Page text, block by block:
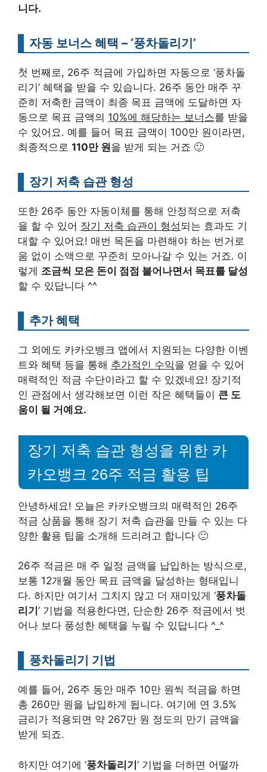
니다.
자동 보너스 혜택 – ‘풍차돌리기’
첫 번째로, 26주 적금에 가입하면 자동으로 ‘풍차돌
리기’ 혜택을 받을 수 있습니다. 26주 동안 매주 꾸
준히 저축한 금액이 최종 목표 금액에 도달하면 자
동으로 목표 금액의 10%에 해당하는 보너스를 받을
수 있어요. 예를 들어 목표 금액이 100만 원이라면,
최종적으로 110만 원을 받게 되는 거죠 🙂
장기 저축 습관 형성
또한 26주 동안 자동이체를 통해 안정적으로 저축
을 할 수 있어 장기 저축 습관이 형성되는 효과도 기
대할 수 있어요! 매번 목돈을 마련해야 하는 번거로
움 없이 소액으로 꾸준히 모아나갈 수 있는 거죠. 이
렇게 조금씩 모은 돈이 점점 불어나면서 목표를 달성
할 수 있답니다 ^^
추가 혜택
그 외에도 카카오뱅크 앱에서 지원되는 다양한 이벤
트와 혜택 등을 통해 추가적인 수익을 얻을 수 있어
매력적인 적금 수단이라고 할 수 있겠네요! 장기적
인 관점에서 생각해보면 이런 작은 혜택들이 큰 도
움이 될 거예요.
장기 저축 습관 형성을 위한 카
카오뱅크 26주 적금 활용 팁
안녕하세요! 오늘은 카카오뱅크의 매력적인 26주
적금 상품을 통해 장기 저축 습관을 만들 수 있는 다
양한 활용 팁을 소개해 드리려고 합니다 🙂
26주 적금은 매 주 일정 금액을 납입하는 방식으로,
보통 12개월 동안 목표 금액을 달성하는 형태입니
다. 하지만 여기서 그치지 않고 더 재미있게 ‘풍차돌
리기 ‘ 기법을 적용한다면, 단순한 26주 적금에서 벗
어나 보다 풍성한 혜택을 누릴 수 있답니다 ^_^
풍차돌리기 기법
예를 들어, 26주 동안 매주 10만 원씩 적금을 하면
총 260만 원을 납입하게 됩니다. 여기에 연 3.5%
금리가 적용되면 약 267만 원 정도의 만기 금액을
받게 되죠.
하지만 여기에 ‘풍차돌리기‘ 기법을 더하면 어떨까